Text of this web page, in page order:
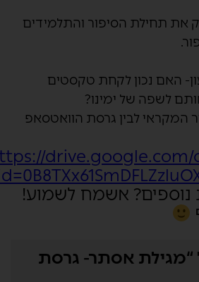
את תחילת הסיפור והתלמידים
האם נכון לקחת טקסטים
לשפה של ימינו?
drive.google.com/
נוספים? אשמח לשמוע!
“מגילת אסתר- גרסת